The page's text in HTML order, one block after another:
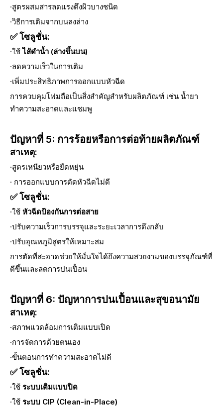
·สูตรผสมสารลดแรงตึงผิวบางชนิด
·วิธีการเติมจากบนลงล่าง
✅ โซลูชั่น:
·ใช้ไส้ดำน้ำ (ล่างขึ้นบน)
·ลดความเร็วในการเติม
·เพิ่มประสิทธิภาพการออกแบบหัวฉีด
การควบคุมโฟมถือเป็นสิ่งสำคัญสำหรับผลิตภัณฑ์ เช่น น้ำยา
ทำความสะอาดและแชมพู
ปัญหาที่ 5: การร้อยหรือการต่อท้ายผลิตภัณฑ์
สาเหตุ:
·สูตรเหนียวหรือยืดหยุ่น
· การออกแบบการตัดหัวฉีดไม่ดี
✅ โซลูชั่น:
·ใช้ หัวฉีดป้องกันการต่อสาย
·ปรับความเร็วการบรรจุและระยะเวลาการดึงกลับ
·ปรับอุณหภูมิสูตรให้เหมาะสม
การตัดที่สะอาดช่วยให้มั่นใจได้ถึงความสวยงามของบรรจุภัณฑ์ที่
ดีขึ้นและลดการปนเปื้อน
ปัญหาที่ 6: ปัญหาการปนเปื้อนและสุขอนามัย
สาเหตุ:
·สภาพแวดล้อมการเติมแบบเปิด
·การจัดการด้วยตนเอง
·ขั้นตอนการทำความสะอาดไม่ดี
✅ โซลูชั่น:
·ใช้ ระบบเติมแบบปิด
·ใช้ ระบบ CIP (Clean-in-Place)